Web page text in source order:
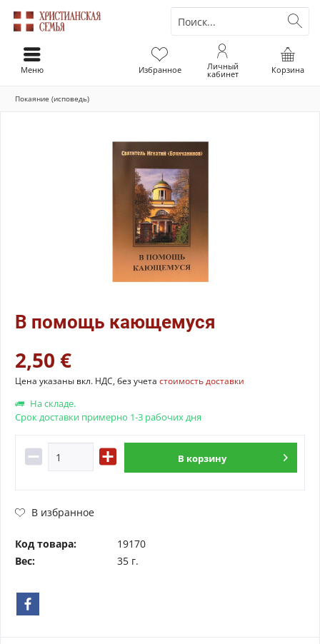
Корзина
Избранное Личный
кабинет
Меню
Покаяние (исповедь)
В помощь кающемуся
2,50 €
Цена указаны вкл. НДС, без учета стоимость доставки
На складе.
Срок доставки примерно 1-3 рабочих дня
В корзину
В избранное
Код товара:
19170
Вес:
35 г.